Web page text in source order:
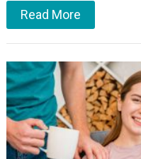
Read More